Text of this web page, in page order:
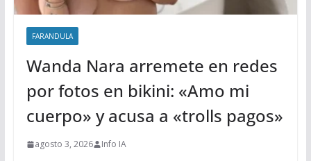
FARANDULA
Wanda Nara arremete en redes
por fotos en bikini: «Amo mi
cuerpo» y acusa a «trolls pagos»
agosto 3, 2026 Info IA